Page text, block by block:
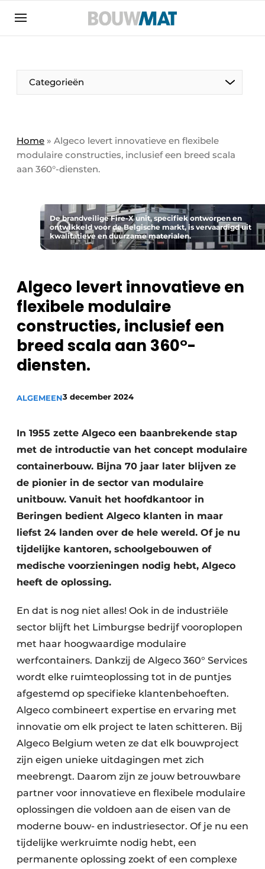
Aanmelden
Bedrijven
Bedrijven
Contact
Direct contact
Meest gelezen
Nieuwsbrief
Podcasts
Vacature aanmelden
Vacatures
Video’s
Categorieën
Home » Algeco levert innovatieve en flexibele
modulaire constructies, inclusief een breed scala
aan 360°-diensten.
De brandveilige Fire-X unit, specifiek ontworpen en
ontwikkeld voor de Belgische markt, is vervaardigd uit
kwalitatieve en duurzame materialen.
Algeco levert innovatieve en
flexibele modulaire
constructies, inclusief een
breed scala aan 360°-
diensten.
ALGEMEEN3 december 2024
In 1955 zette Algeco een baanbrekende stap
met de introductie van het concept modulaire
containerbouw. Bijna 70 jaar later blijven ze
de pionier in de sector van modulaire
unitbouw. Vanuit het hoofdkantoor in
Beringen bedient Algeco klanten in maar
liefst 24 landen over de hele wereld. Of je nu
tijdelijke kantoren, schoolgebouwen of
medische voorzieningen nodig hebt, Algeco
heeft de oplossing.
En dat is nog niet alles! Ook in de industriële
sector blijft het Limburgse bedrijf vooroplopen
met haar hoogwaardige modulaire
werfcontainers. Dankzij de Algeco 360° Services
wordt elke ruimteoplossing tot in de puntjes
afgestemd op specifieke klantenbehoeften.
Algeco combineert expertise en ervaring met
innovatie om elk project te laten schitteren. Bij
Algeco Belgium weten ze dat elk bouwproject
zijn eigen unieke uitdagingen met zich
meebrengt. Daarom zijn ze jouw betrouwbare
partner voor innovatieve en flexibele modulaire
oplossingen die voldoen aan de eisen van de
moderne bouw- en industriesector. Of je nu een
tijdelijke werkruimte nodig hebt, een
permanente oplossing zoekt of een complexe